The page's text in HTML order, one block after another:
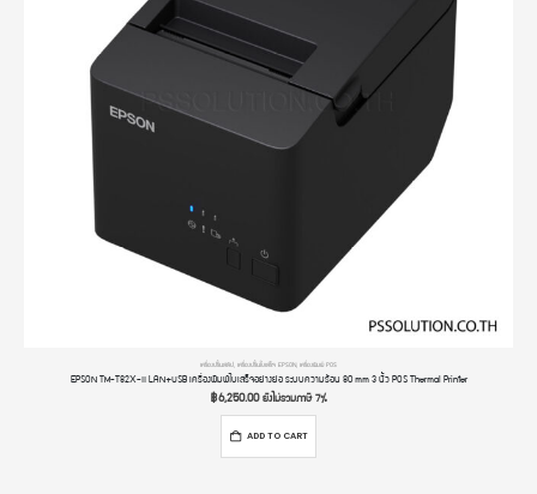
เครื่องปริ้นสลิป เครื่องปริ้นใบเสร็จ EPSON เครื่องพิมพ์ POS
EPSON TM-T82X-II LAN+USB เครื่องพิมพ์ใบเสร็จอย่างย่อ ระบบความร้อน 80 mm 3 นิ้ว POS Thermal Printer
฿6,250.00ยังไม่รวมภาษี 7%
ADD TO CART